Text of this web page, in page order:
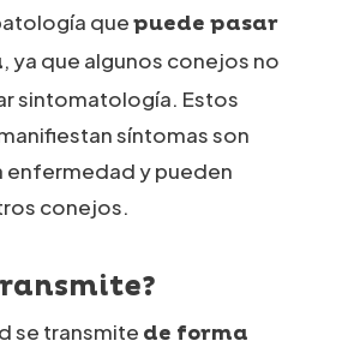
quepuede pasar
, ya que algunos conejos no
sintomatología. Estos
síntomas son
enfermedad y pueden
conejos.
se transmite de forma